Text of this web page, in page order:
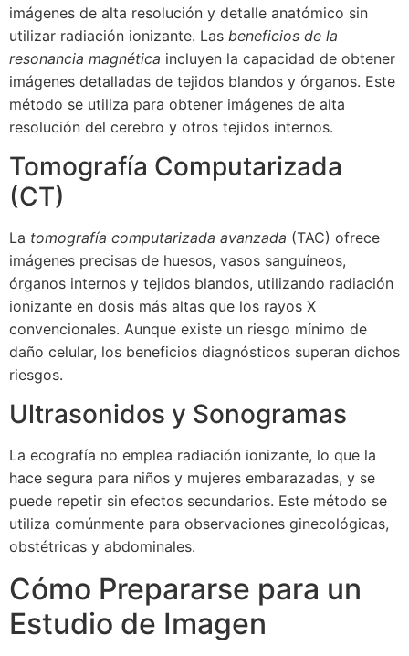
imágenes de alta resolución y detalle anatómico sin
utilizar radiación ionizante. Las beneficios de la
resonancia magnética incluyen la capacidad de obtener
imágenes detalladas de tejidos blandos y órganos. Este
método se utiliza para obtener imágenes de alta
resolución del cerebro y otros tejidos internos.
Tomografía Computarizada
(CT)
La tomografía computarizada avanzada (TAC) ofrece
imágenes precisas de huesos, vasos sanguíneos,
órganos internos y tejidos blandos, utilizando radiación
ionizante en dosis más altas que los rayos X
convencionales. Aunque existe un riesgo mínimo de
daño celular, los beneficios diagnósticos superan dichos
riesgos.
Ultrasonidos y Sonogramas
La ecografía no emplea radiación ionizante, lo que la
hace segura para niños y mujeres embarazadas, y se
puede repetir sin efectos secundarios. Este método se
utiliza comúnmente para observaciones ginecológicas,
obstétricas y abdominales.
Cómo Prepararse para un
Estudio de Imagen